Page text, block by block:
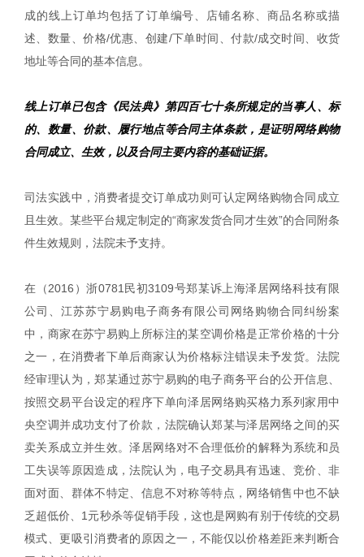
成的线上订单均包括了订单编号、店铺名称、商品名称或描
述、数量、价格/优惠、创建/下单时间、付款/成交时间、收货
地址等合同的基本信息。
线上订单已包含《民法典》第四百七十条所规定的当事人、标
的、数量、价款、履行地点等合同主体条款，是证明网络购物
合同成立、生效，以及合同主要内容的基础证据。
司法实践中，消费者提交订单成功则可认定网络购物合同成立
且生效。某些平台规定制定的“商家发货合同才生效”的合同附条
件生效规则，法院未予支持。
在（2016）浙0781民初3109号郑某诉上海泽居网络科技有限
公司、江苏苏宁易购电子商务有限公司网络购物合同纠纷案
中，商家在苏宁易购上所标注的某空调价格是正常价格的十分
之一，在消费者下单后商家认为价格标注错误未予发货。法院
经审理认为，郑某通过苏宁易购的电子商务平台的公开信息、
按照交易平台设定的程序下单向泽居网络购买格力系列家用中
央空调并成功支付了价款，法院确认郑某与泽居网络之间的买
卖关系成立并生效。泽居网络对不合理低价的解释为系统和员
工失误等原因造成，法院认为，电子交易具有迅速、竞价、非
面对面、群体不特定、信息不对称等特点，网络销售中也不缺
乏超低价、1元秒杀等促销手段，这也是网购有别于传统的交易
模式、更吸引消费者的原因之一，不能仅以价格差距来判断合